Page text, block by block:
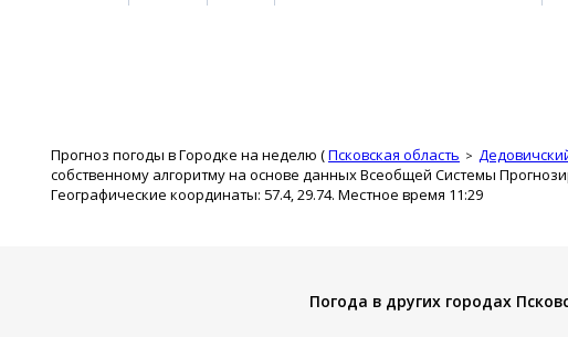
Прогноз погоды в Городке на неделю (Псковская область
собственному алгоритму на основе данных Всеобщей Системы
Географические координаты: 57.4, 29.74. Местное время 11:29
Погода в других городах